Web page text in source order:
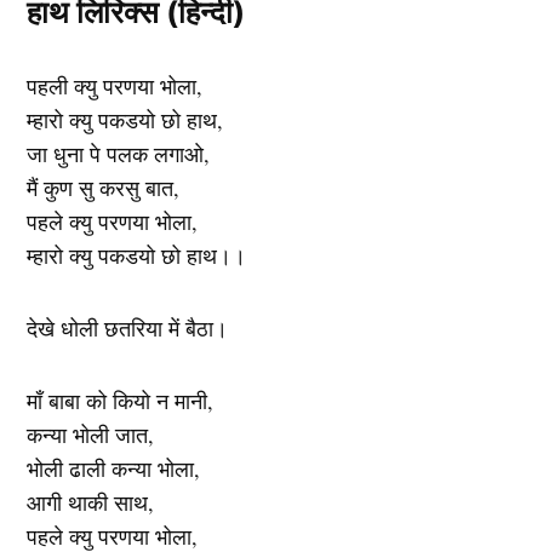
हाथ लिरिक्स (हिन्दी)
पहली क्यु परणया भोला,
म्हारो क्यु पकडयो छो हाथ,
जा धुना पे पलक लगाओ,
मैं कुण सु करसु बात,
पहले क्यु परणया भोला,
म्हारो क्यु पकडयो छो हाथ।।
देखे धोली छतरिया में बैठा।
माँ बाबा को कियो न मानी,
कन्या भोली जात,
भोली ढाली कन्या भोला,
आगी थाकी साथ,
पहले क्यु परणया भोला,